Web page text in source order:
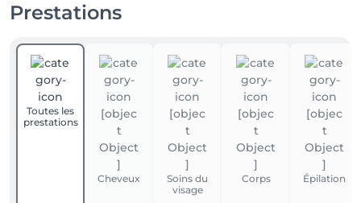
Prestations
Toutes les
prestations
Cheveux
Soins du
visage
Corps Épilation